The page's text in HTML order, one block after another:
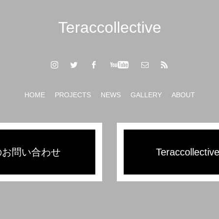
Teraccollective
HOME PROJECTS NEWS GALLERY ABOUT
問い合わせ